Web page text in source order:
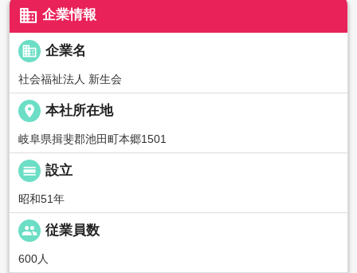
business 企業情報
business 企業名
社会福祉法人 新生会
place 本社所在地
岐阜県揖斐郡池田町本郷1501
calendar_view_day 設立
昭和51年
people 従業員数
600人